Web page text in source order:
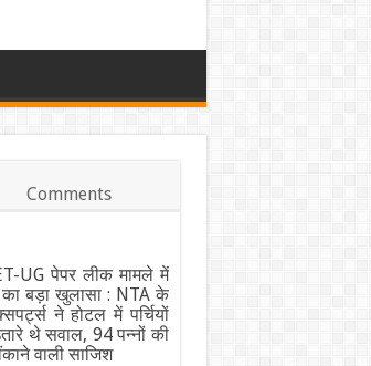
Comments
UG पेपर लीक मामले में
बड़ा खुलासा : NTA के
ने होटल में पर्चियों
थे सवाल, 94 पन्नों की
वाली साजिश